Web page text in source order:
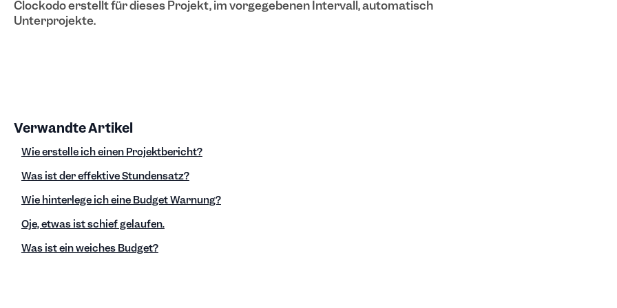
Clockodo erstellt für dieses Projekt, im vorgegebenen Intervall, automatisch
Unterprojekte.
Verwandte Artikel
Wie erstelle ich einen Projektbericht?
Was ist der effektive Stundensatz?
Wie hinterlege ich eine Budget Warnung?
Oje, etwas ist schief gelaufen.
Was ist ein weiches Budget?